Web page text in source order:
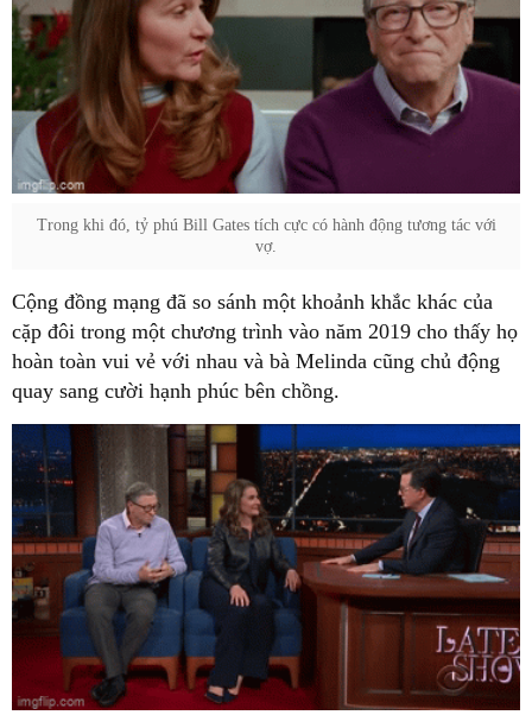
Trong khi đó, tỷ phú Bill Gates tích cực có hành động tương tác với
vợ.
Cộng đồng mạng đã so sánh một khoảnh khắc khác của
cặp đôi trong một chương trình vào năm 2019 cho thấy họ
hoàn toàn vui vẻ với nhau và bà Melinda cũng chủ động
quay sang cười hạnh phúc bên chồng.